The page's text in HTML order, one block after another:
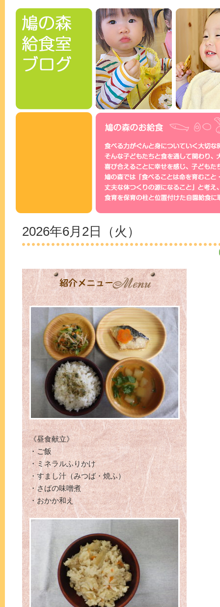
2026年6月2日（火）
《昼食献立》
・ご飯
・ミネラルふりかけ
・すまし汁（みつば・焼ふ）
・さばの味噌煮
・おかか和え